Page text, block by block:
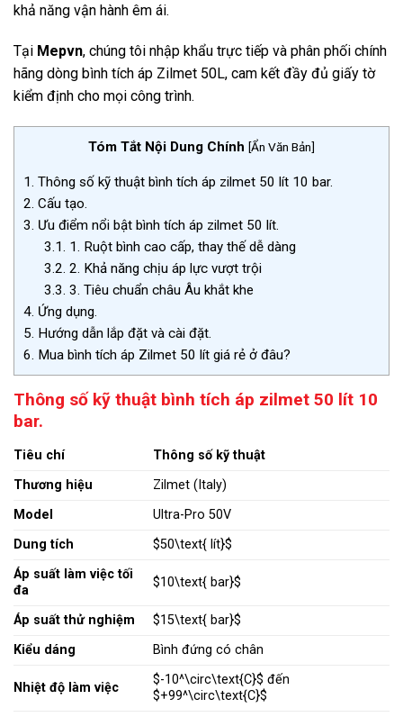
khả năng vận hành êm ái.
Tại Mepvn, chúng tôi nhập khẩu trực tiếp và phân phối chính
hãng dòng bình tích áp Zilmet 50L, cam kết đầy đủ giấy tờ
kiểm định cho mọi công trình.
Tóm Tắt Nội Dung Chính [Ẩn Văn Bản]
1. Thông số kỹ thuật bình tích áp zilmet 50 lít 10 bar.
2. Cấu tạo.
3. Ưu điểm nổi bật bình tích áp zilmet 50 lít.
3.1. 1. Ruột bình cao cấp, thay thế dễ dàng
3.2. 2. Khả năng chịu áp lực vượt trội
3.3. 3. Tiêu chuẩn châu Âu khắt khe
4. Ứng dụng.
5. Hướng dẫn lắp đặt và cài đặt.
6. Mua bình tích áp Zilmet 50 lít giá rẻ ở đâu?
Thông số kỹ thuật bình tích áp zilmet 50 lít 10
bar.
Tiêu chí
Thông số kỹ thuật
Thương hiệu
Zilmet (Italy)
Model
Ultra-Pro 50V
Dung tích
$50\text{ lít}$
Áp suất làm việc tối
đa
$10\text{ bar}$
Áp suất thử nghiệm
$15\text{ bar}$
Kiểu dáng
Bình đứng có chân
Nhiệt độ làm việc
$-10^\circ\text{C}$ đến
$+99^\circ\text{C}$